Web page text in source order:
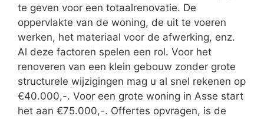
te geven voor een totaalrenovatie. De
oppervlakte van de woning, de uit te voeren
werken, het materiaal voor de afwerking, enz.
Al deze factoren spelen een rol. Voor het
renoveren van een klein gebouw zonder grote
structurele wijzigingen mag u al snel rekenen op
€40.000,-. Voor een grote woning in Asse start
het aan €75.000,-. Offertes opvragen, is de